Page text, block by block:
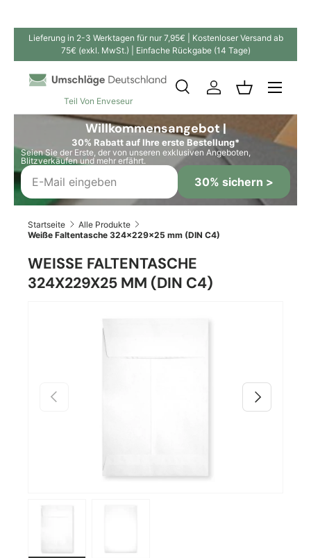
Direkt zum Inhalt
Lieferung in 2-3 Werktagen für nur 7,95€ | Kostenloser Versand ab
75€ (exkl. MwSt.) | Einfache Rückgabe (14 Tage)
Teil Von Enveseur
SuchenSuchen
SucheEinloggen
Willkommensangebot |
30% Rabatt auf Ihre erste Bestellung*
Seien Sie der Erste, der von unseren exklusiven Angeboten,
Blitzverkäufen und mehr erfährt.
30% sichern >
Startseite
Alle Produkte
Weiße Faltentasche 324x229x25 mm (DIN C4)
WEISSE FALTENTASCHE 3
24X229X25 MM (DIN C4)
Zu Produktinformationen springen
Vorherige Nächste